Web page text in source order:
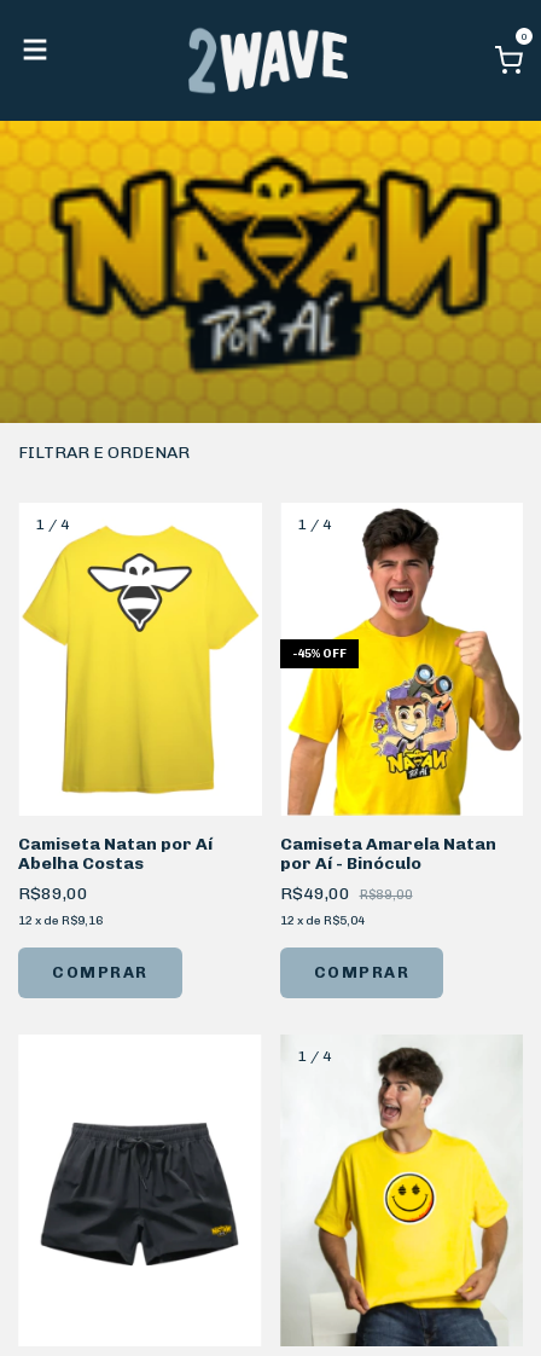
0
FILTRAR E ORDENAR
1 / 4
Camiseta Natan por Aí
Abelha Costas
R$89,00
12 x de R$9,16
COMPRAR
1/ 4
-45% OFF
Camiseta Amarela Natan
por Aí - Binóculo
R$49,00
R$89,00
12 x de R$5,04
COMPRAR
1 / 4